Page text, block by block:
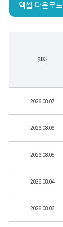
엑셀 다운로드
일자
2026.08.07
2026.08.06
2026.08.05
2026.08.04
2026.08.03